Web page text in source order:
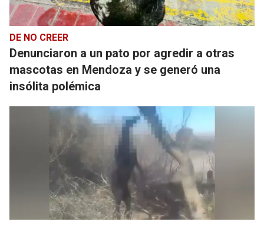
DE NO CREER
Denunciaron a un pato por agredir a otras
mascotas en Mendoza y se generó una
insólita polémica